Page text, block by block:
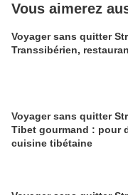
Vous aimerez
Voyager sans quitter
Transsibérien,
Voyager sans quitter
Tibet gourmand : pour
cuisine tibétaine